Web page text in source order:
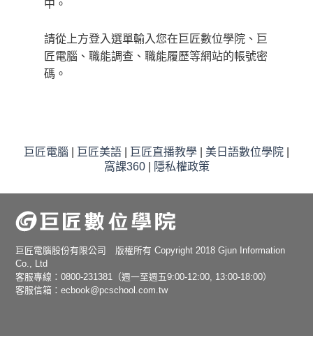
中。
請從上方登入選單輸入您在巨匠數位學院、巨
匠電腦、職能調查、職能履歷等網站的帳號密
碼。
巨匠電腦 巨匠美語 巨匠直播教學 美日語數位學院
窩課360
隱私權政策
巨匠電腦股份有限公司 版權所有 Copyright 2018 Gjun Information
Co., Ltd
客服專線：0800-231381（週一至週五9:00-12:00, 13:00-18:00）
客服信箱：ecbook@pcschool.com.tw